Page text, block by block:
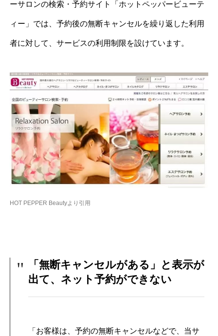
ーサロンの検索・予約サイト「ホットペッパービューテ
ィー」では、予約後の無断キャンセルを繰り返した利用
者に対して、サービスの利用制限を設けています。
HOT PEPPER Beautyより引用
「無断キャンセルがある」と表示が
出て、ネット予約ができない
「お客様は、予約の無断キャンセルなどで、当サ